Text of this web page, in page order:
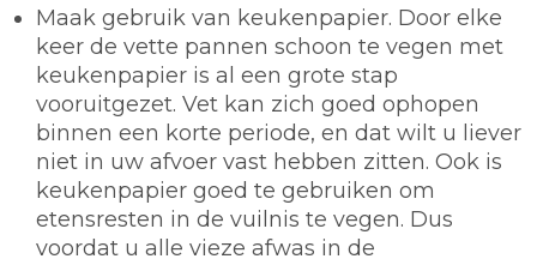
Maak gebruik van keukenpapier. Door elke
keer de vette pannen schoon te vegen met
keukenpapier is al een grote stap
vooruitgezet. Vet kan zich goed ophopen
binnen een korte periode, en dat wilt u liever
niet in uw afvoer vast hebben zitten. Ook is
keukenpapier goed te gebruiken om
etensresten in de vuilnis te vegen. Dus
voordat u alle vieze afwas in de